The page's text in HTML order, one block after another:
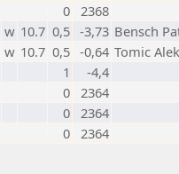
0 2368
w 10.7 0,5 -3,73 Bensch
w 10.7 0,5 -0,64 Tomic
1
-4,4
0 2364
0 2364
0 2364